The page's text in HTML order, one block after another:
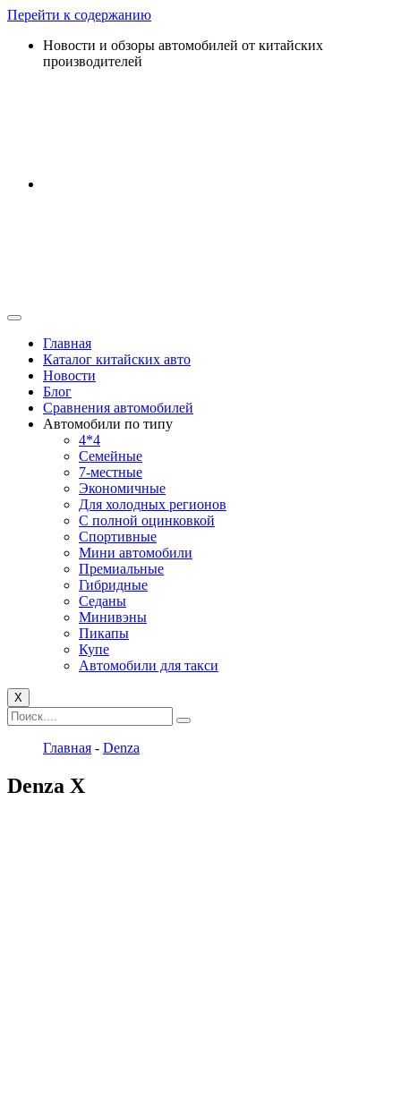
Перейти к содержанию
Новости и обзоры автомобилей от китайских
производителей
Главная
Каталог китайских авто
Новости
Блог
Сравнения автомобилей
Автомобили по типу
4*4
Семейные
7-местные
Экономичные
Для холодных регионов
С полной оцинковкой
Спортивные
Мини автомобили
Премиальные
Гибридные
Седаны
Минивэны
Пикапы
Купе
Автомобили для такси
X
Главная - Denza
Denza X